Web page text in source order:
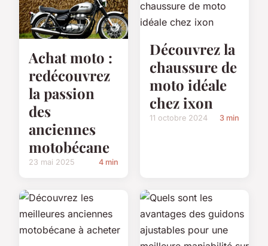
Achat moto :
redécouvrez
la passion
des
anciennes
motobécane
23 mai 2025 4 min
Découvrez la
chaussure de
moto idéale
chez ixon
11 octobre 2024 3 min